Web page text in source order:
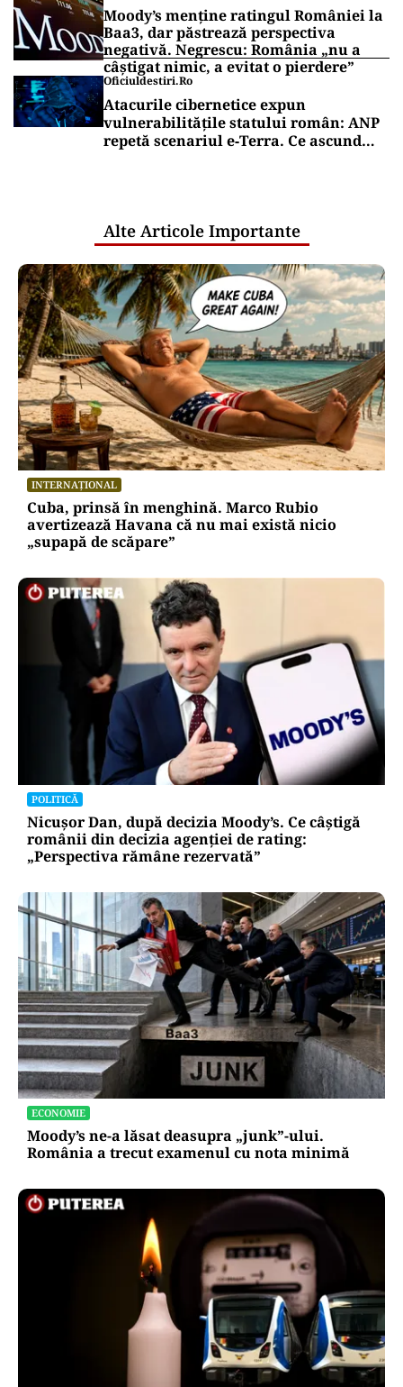
Moody’s menține ratingul României la
Baa3, dar păstrează perspectiva
negativă. Negrescu: România „nu a
câștigat nimic, a evitat o pierdere”
Oficiuldestiri.ro
Atacurile cibernetice expun
vulnerabilitățile statului român: ANP
repetă scenariul e‑Terra. Ce ascund
Alte Articole Importante
INTERNAȚIONAL
Cuba, prinsă în menghină. Marco Rubio
avertizează Havana că nu mai există nicio
„supapă de scăpare”
POLITICĂ
Nicușor Dan, după decizia Moody’s. Ce câștigă
românii din decizia agenției de rating:
„Perspectiva rămâne rezervată”
ECONOMIE
Moody’s ne-a lăsat deasupra „junk”-ului.
România a trecut examenul cu nota minimă